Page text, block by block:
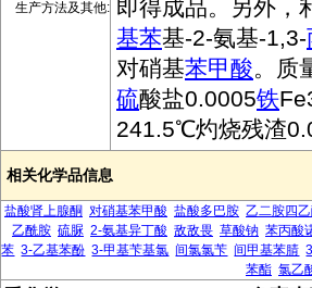
生产方法及其他: 即得成品。另外，
基苯基-2-氨基-1,3-
对硝基苯甲酸。质
硫酸盐0.0005铁
241.5℃灼烧残渣
相关化学品信息
盐酸肾上腺酮 对硝基苯甲酸 盐酸多巴胺 乙二胺四
乙酰胺 硫脲 2-氨基异丁酸 敌敌畏 草酸钠 苯丙酸
苯 3-乙基苯酚 3-甲基苄基氯 间氯氯苄 间甲基苯腈
苯酯 氯乙